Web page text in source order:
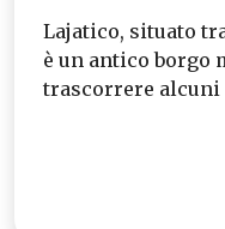
Lajatico, situato
è un antico borgo
trascorrere